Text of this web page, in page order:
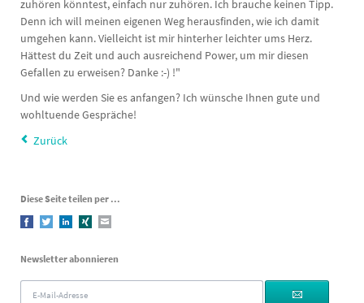
zuhören könntest, einfach nur zuhören. Ich brauche keinen Tipp.
Denn ich will meinen eigenen Weg herausfinden, wie ich damit
umgehen kann. Vielleicht ist mir hinterher leichter ums Herz.
Hättest du Zeit und auch ausreichend Power, um mir diesen
Gefallen zu erweisen? Danke :-) !"
Und wie werden Sie es anfangen? Ich wünsche Ihnen gute und
wohltuende Gespräche!
Zurück
Diese Seite teilen per ...
FacebookTwitterLinkedIn
Xing
Newsletter abonnieren